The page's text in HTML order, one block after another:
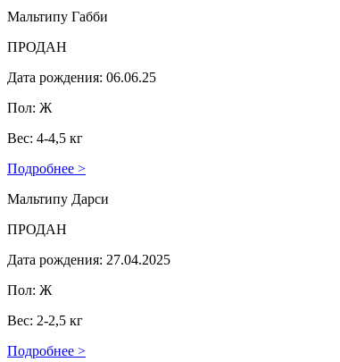
Мальтипу Габби
ПРОДАН
Дата рождения: 06.06.25
Пол: Ж
Вес: 4-4,5 кг
Подробнее >
Мальтипу Дарси
ПРОДАН
Дата рождения: 27.04.2025
Пол: Ж
Вес: 2-2,5 кг
Подробнее >